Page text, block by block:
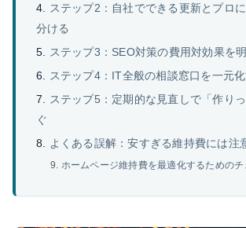
ステップ2：自社でできる更新とプロ
分ける
ステップ3：SEO対策の費用対効果を
ステップ4：IT全般の相談窓口を一元
ステップ5：定期的な見直しで「作り
ぐ
よくある誤解：安すぎる維持費には注
ホームページ維持費を最適化するためのチ